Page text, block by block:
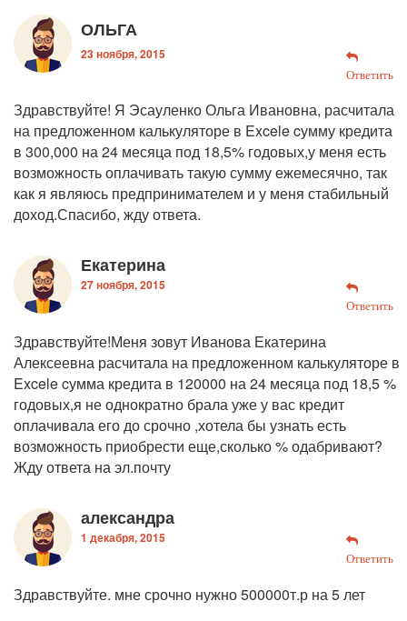
ОЛЬГА
23 ноября, 2015
Ответить
Здравствуйте! Я Эсауленко Ольга Ивановна, расчитала
на предложенном калькуляторе в Excele cумму кредита
в 300,000 на 24 месяца под 18,5% годовых,у меня есть
возможность оплачивать такую сумму ежемесячно, так
как я являюсь предпринимателем и у меня стабильный
доход.Спасибо, жду ответа.
Екатерина
27 ноября, 2015
Ответить
Здравствуйте!Меня зовут Иванова Екатерина
Алексеевна расчитала на предложенном калькуляторе в
Excele cумма кредита в 120000 на 24 месяца под 18,5 %
годовых,я не однократно брала уже у вас кредит
оплачивала его до срочно ,хотела бы узнать есть
возможность приобрести еще,сколько % одабривают?
Жду ответа на эл.почту
александра
1 декабря, 2015
Ответить
Здравствуйте. мне срочно нужно 500000т.р на 5 лет